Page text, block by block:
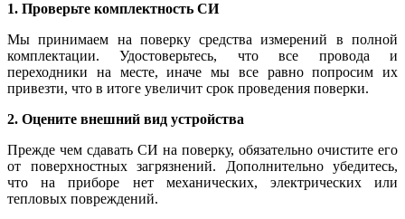
1. Проверьте комплектность СИ
Мы принимаем на поверку средства измерений в полной
комплектации. Удостоверьтесь, что все провода и
переходники на месте, иначе мы все равно попросим их
привезти, что в итоге увеличит срок проведения поверки.
2. Оцените внешний вид устройства
Прежде чем сдавать СИ на поверку, обязательно очистите его
от поверхностных загрязнений. Дополнительно убедитесь,
что на приборе нет механических, электрических или
тепловых повреждений.